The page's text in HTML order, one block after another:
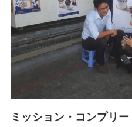
ミッション・コンプリ